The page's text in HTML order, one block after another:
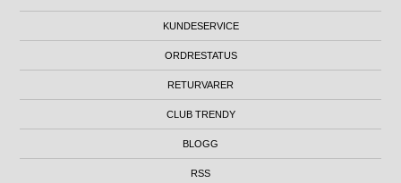
KUNDESERVICE
ORDRESTATUS
RETURVARER
CLUB TRENDY
BLOGG
RSS